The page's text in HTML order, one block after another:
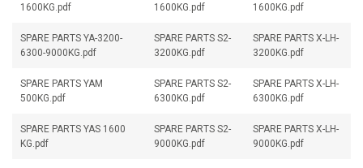
1600KG.pdf
1600KG.pdf
1600KG.pdf
SPARE PARTS YA-3200-
6300-9000KG.pdf
SPARE PARTS S2-
3200KG.pdf
SPARE PARTS X-LH-
3200KG.pdf
SPARE PARTS YAM
500KG.pdf
SPARE PARTS S2-
6300KG.pdf
SPARE PARTS X-LH-
6300KG.pdf
SPARE PARTS YAS 1600
KG.pdf
SPARE PARTS S2-
9000KG.pdf
SPARE PARTS X-LH-
9000KG.pdf